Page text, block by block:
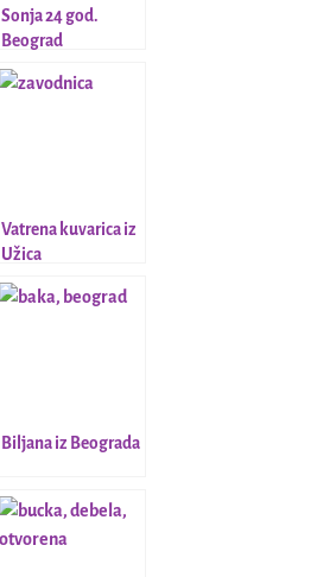
Sonja 24 god.
Beograd
Vatrena kuvarica iz
Užica
Biljana iz Beograda